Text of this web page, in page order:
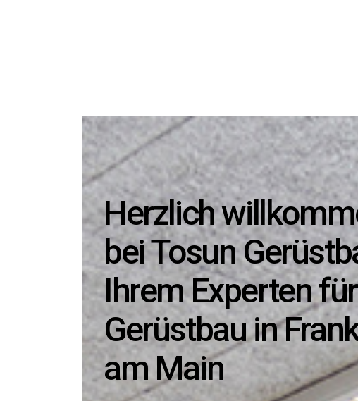
Herzlich
bei Tosun
Ihrem Experten für
Gerüstbau in
am Main